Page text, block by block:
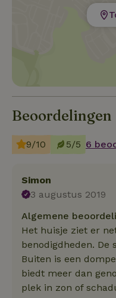
Beoordelingen
9/10 5/5 6
Simon
3 augustus 2019
Algemene
Het huisje ziet er
benodigdheden. De
Buiten is een
biedt meer dan
plek in zon of